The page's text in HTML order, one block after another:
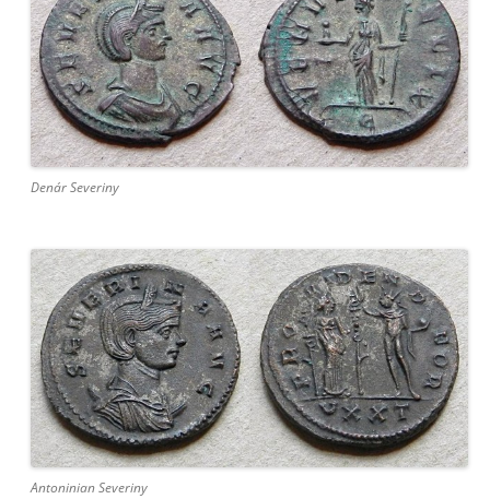
Denár Severiny
Antoninian Severiny